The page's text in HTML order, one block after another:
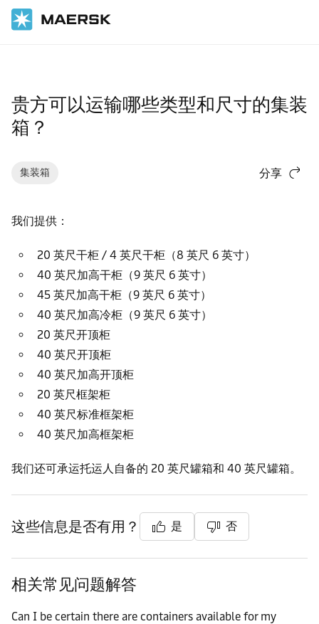
贵方可以运输哪些类型和尺寸的集装
箱？
集装箱 分享
我们提供：
20 英尺干柜 / 4 英尺干柜（8 英尺 6 英寸）
40 英尺加高干柜（9 英尺 6 英寸）
45 英尺加高干柜（9 英尺 6 英寸）
40 英尺加高冷柜（9 英尺 6 英寸）
20 英尺开顶柜
40 英尺开顶柜
40 英尺加高开顶柜
20 英尺框架柜
40 英尺标准框架柜
40 英尺加高框架柜
我们还可承运托运人自备的 20 英尺罐箱和 40 英尺罐箱。
这些信息是否有用？ 是 否
相关常见问题解答
Can I be certain there are containers available for my